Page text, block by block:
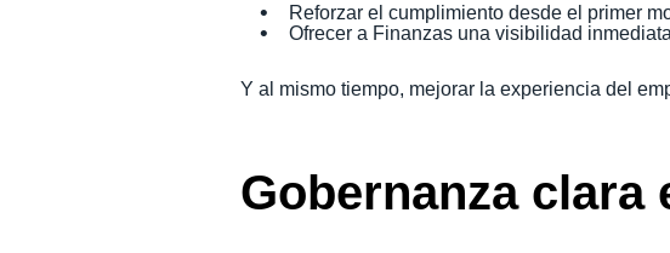
Reforzar el cumplimiento desde el primer
Ofrecer a Finanzas una visibilidad
Y al mismo tiempo, mejorar la experiencia del
Gobernanza clara